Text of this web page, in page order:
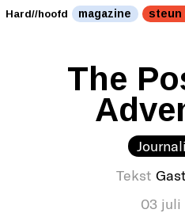
Hard//hoofd magazine steun
The
Tekst
03 juli